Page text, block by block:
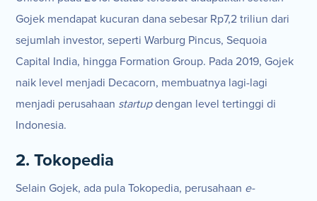
Gojek mendapat kucuran dana sebesar Rp7,2 triliun dari
sejumlah investor, seperti Warburg Pincus, Sequoia
Capital India, hingga Formation Group. Pada 2019, Gojek
naik level menjadi Decacorn, membuatnya lagi-lagi
menjadi perusahaan startupdengan level tertinggi di
Indonesia.
2. Tokopedia
Selain Gojek, ada pula Tokopedia, perusahaan e-